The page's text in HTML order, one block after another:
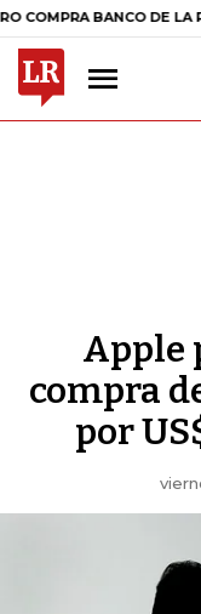
BANCO DE LA
Apple
compra
por